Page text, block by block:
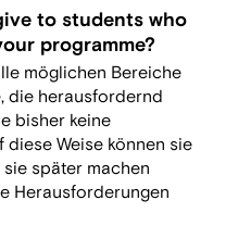
to students who
programme?
möglichen Bereiche
die herausfordernd
bisher keine
diese Weise können sie
später machen
Herausforderungen